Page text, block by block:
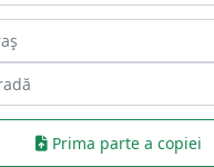
Prima parte a copiei